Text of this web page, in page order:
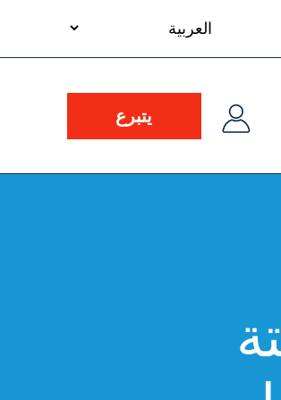
language
يتبرع